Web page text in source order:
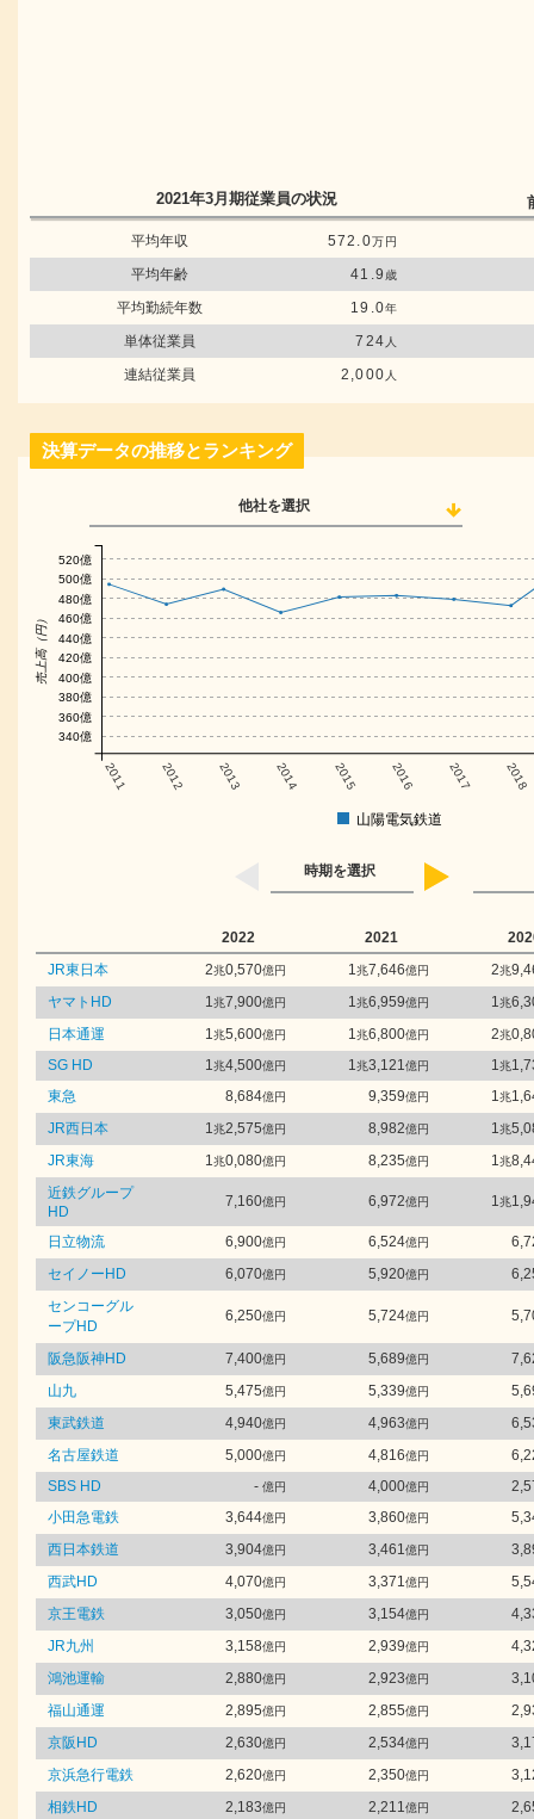
2021年3月期従業員の状況
平均年収 572.0万円
平均年齢 41.9 歳
平均勤続年数 19.0年
単体従業員 724 人
連結従業員 2,000 人
決算データの推移とランキング
他社を選択
2011 2012 2013 2014 2015 2016 2017 2018
売上高（円）
340億
360億
380億
400億
420億
440億
460億
480億
500億
520億
山陽電気鉄道
時期を選択
2022 2021
JR東日本
2兆0,570億円 1兆7,646億円 2兆
ヤマトHD
1兆7,900億円 1兆6,959億円 1兆
日本通運
1兆5,600億円 1兆6,800億円 2兆
SG HD
1兆4,500億円 1兆3,121億円 1兆
東急
8,684億円 9,359億円 1兆
JR西日本
1兆2,575億円 8,982億円 1兆
JR東海
1兆0,080億円 8,235億円 1兆
近鉄グループ
HD
7,160億円 6,972億円 1兆
日立物流 6,900億円 6,524億円
セイノーHD
6,070億円 5,920億円
センコーグル
ープHD
6,250億円 5,724億円
阪急阪神HD 7,400億円 5,689億円
山九
5,475億円 5,339億円
東武鉄道
4,940億円 4,963億円
名古屋鉄道
5,000億円 4,816億円
SBS HD
- 億円 4,000億円
小田急電鉄
3,644億円 3,860億円
西日本鉄道
3,904億円 3,461億円
西武HD
4,070億円 3,371億円
京王電鉄
3,050億円 3,154億円
JR九州
3,158億円 2,939億円
鴻池運輸
2,880億円 2,923億円
福山通運
2,895億円 2,855億円
京阪HD
2,630億円 2,534億円
京浜急行電鉄
2,620億円 2,350億円
相鉄HD
2,183億円 2,211億円